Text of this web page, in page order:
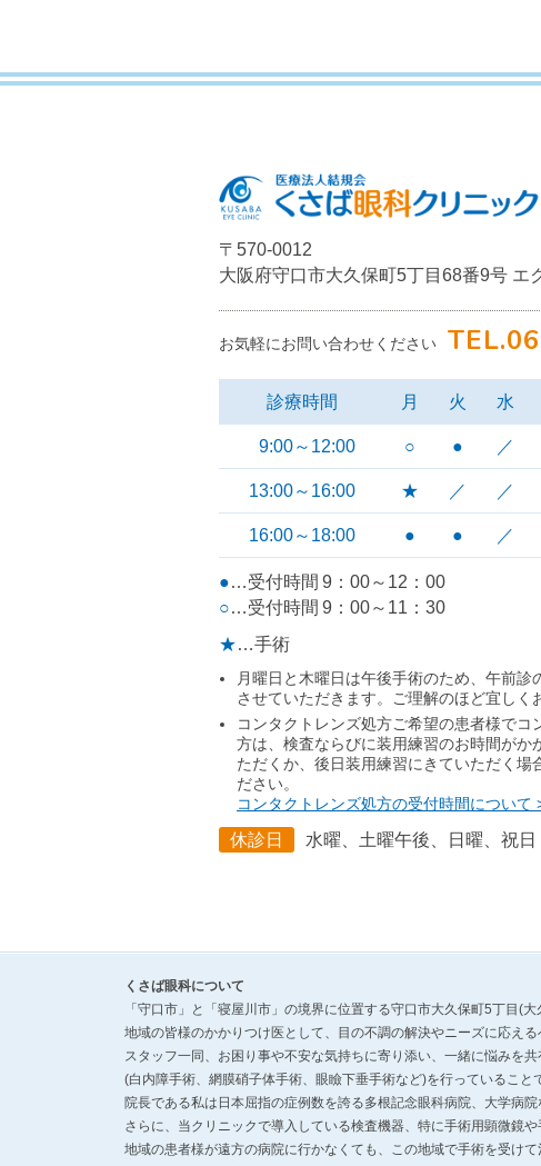
〒570-0012
大阪府守口市大久保町5丁目68番9号 エ
お気軽にお問い合わせください
診療時間 月 火 水
9:00～12:00 ○ ● ／
13:00～16:00 ★ ／ ／
16:00～18:00 ● ● ／
●…受付時間 9：00～12：00
○…受付時間 9：00～11：30
★…手術
月曜日と木曜日は午後手術のため、午前診
させていただきます。ご理解のほど宜しく
コンタクトレンズ処方ご希望の患者様でコ
方は、検査ならびに装用練習のお時間がか
ただくか、後日装用練習にきていただく場
ださい。
コンタクトレンズ処方の受付時間について
休診日 水曜、土曜午後、日曜、祝日
くさば眼科について
「守口市」と「寝屋川市」の境界に位置する守口市大久保町5丁目(
地域の皆様のかかりつけ医として、目の不調の解決やニーズに応え
スタッフ一同、お困り事や不安な気持ちに寄り添い、一緒に悩みを
(白内障手術、網膜硝子体手術、眼瞼下垂手術など)を行っていること
院長である私は日本屈指の症例数を誇る多根記念眼科病院、大学病
さらに、当クリニックで導入している検査機器、特に手術用顕微鏡
地域の患者様が遠方の病院に行かなくても、この地域で手術を受け